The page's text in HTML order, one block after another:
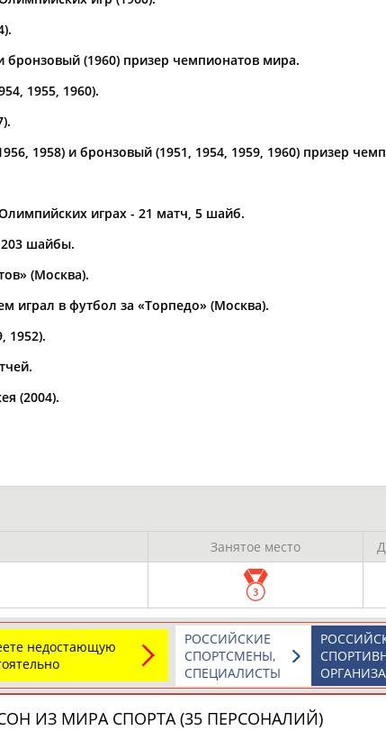
мм год
АБАРЕНОВ
АБАСОВА
АБДУЛЛАЕВ
тренере, специалисте или исправить
Герои спорта - это одни из главных патриотов
бронзовый (1960) призер чемпионатов мира.
1955, 1960).
1958) и бронзовый (1951, 1954, 1959, 1960) призер
играх - 21 матч, 5 шайб.
шайбы.
(Москва).
играл в футбол за «Торпедо» (Москва).
1952).
(2004).
Занятое место
3
недостающую
РОССИЙСКИЕ
СПОРТСМЕНЫ,
СПЕЦИАЛИСТЫ
ИЗ МИРА СПОРТА (35 ПЕРСОНАЛИЙ)